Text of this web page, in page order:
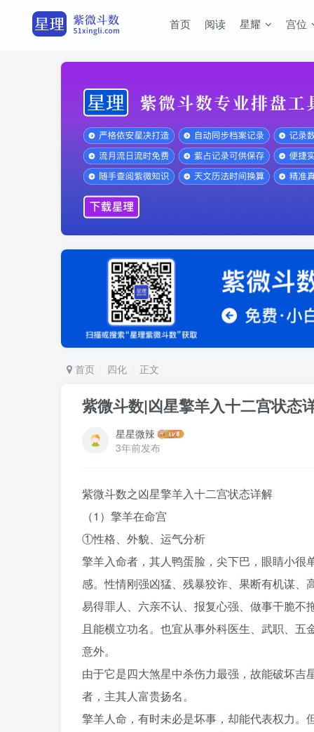
首页 阅读 星耀 宫位
首页 四化 正文
紫微斗数|凶星擎羊入十二宫状态
星星微辣
3年前发布
紫微斗数之凶星擎羊入十二宫状态详解
（1）擎羊在命宫
①性格、外貌、运气分析
擎羊入命者，其人鸭蛋脸，尖下巴，眼睛小
感。性情刚强凶猛、残暴狡诈、果断有机谋
易得罪人、六亲不认、报复心强、做事干脆
且能横立功名。也宜从事外科医生、武职、
意外。
由于它是四大煞星中杀伤力最强，故能破坏
者，主其人富贵扬名。
擎羊人命，有时未必是坏事，却能代表权力